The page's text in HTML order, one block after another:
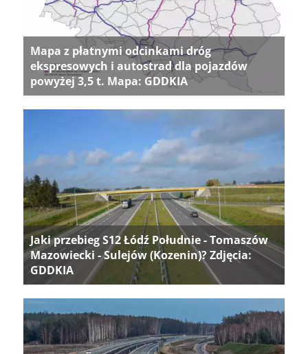
Mapa z płatnymi odcinkami dróg
ekspresowych i autostrad dla pojazdów
powyżej 3,5 t. Mapa: GDDKIA
Jaki przebieg S12 Łódź Południe - Tomaszów
Mazowiecki - Sulejów (Kozenin)? Zdjęcia:
GDDKIA